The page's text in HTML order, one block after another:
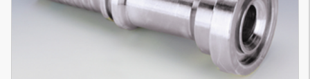
3D model